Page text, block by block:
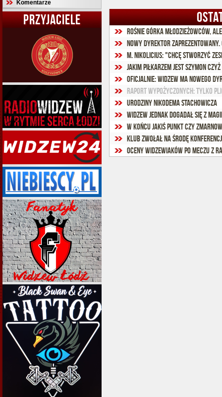
Komentarze
PRZYJACIELE
Rośnie górka młodzieżowców, ale
Nowy dyrektor zaprezentowany.
M. Nikolicius: "Chcę stworzyć
Jakim piłkarzem jest Szymon Czyż
Oficjalnie: Widzew ma nowego
Raport wypożyczonych: Tylko
Urodziny Nikodema Stachowicza
W końcu jakiś punkt czy
Oceny widzewiaków po meczu z